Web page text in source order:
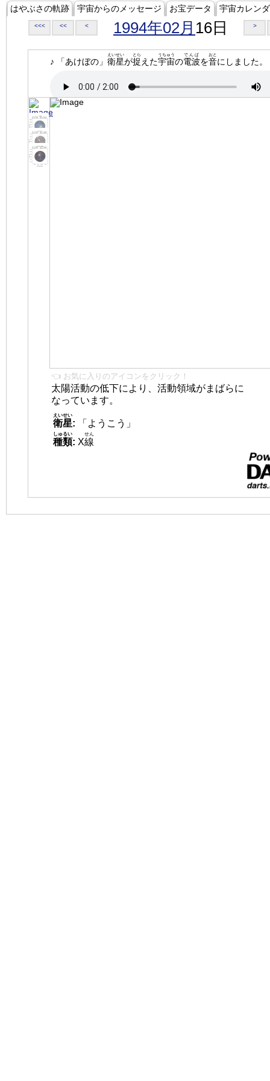
はやぶさの軌跡 宇宙からのメッセージ お宝データ 宇宙カレン
<<< << < 1994年02月 16日 >
♪ 「あけぼの」 衛星
えいせい
が捉
とら
えた宇宙
うちゅう
の電波
でんぱ
を音
おと
にしました。
👈 お気に入りのアイコンをクリック！
太陽活動の低下により、活動領域がまばらに
なっています。
衛星
えいせい
:
「ようこう」
種類
しゅるい
: X線
せん